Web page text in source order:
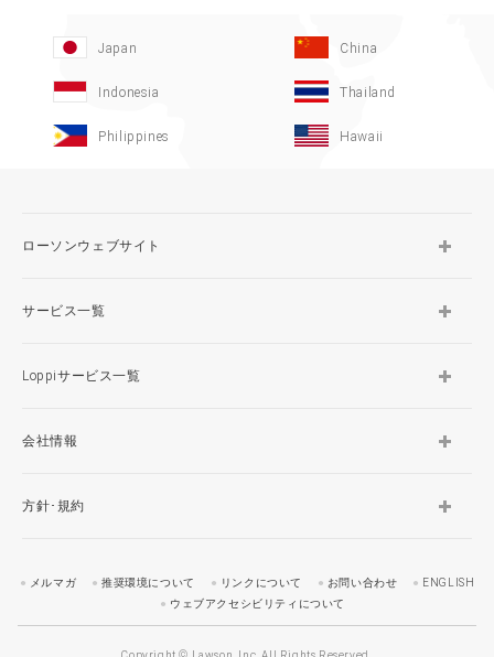
Japan China
Indonesia Thailand
Philippines Hawaii
ローソンウェブサイト
サービス一覧
Loppiサービス一覧
会社情報
方針･規約
メルマガ 推奨環境について リンクについて お問い合わせ
ENGLISH
ウェブアクセシビリティについて